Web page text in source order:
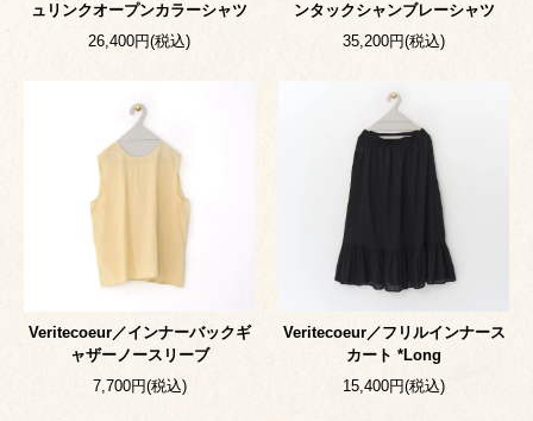
ュリンクオープンカラーシャツ
26,400円(税込)
ンタックシャンブレーシャツ
35,200円(税込)
Veritecoeur／インナーバックギ
ャザーノースリーブ
7,700円(税込)
Veritecoeur／フリルインナース
カート *Long
15,400円(税込)